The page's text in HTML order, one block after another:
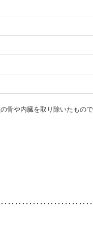
骨や内臓を取り除いたもの